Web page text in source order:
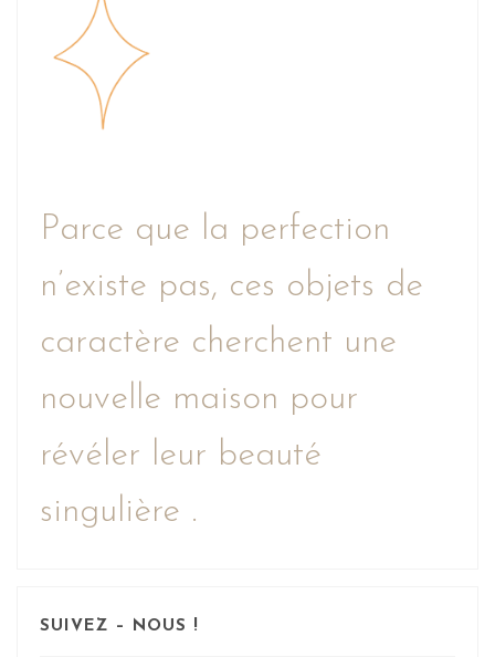
Parce que la perfection
n’existe pas, ces objets de
caractère cherchent une
nouvelle maison pour
révéler leur beauté
singulière .
SUIVEZ – NOUS !